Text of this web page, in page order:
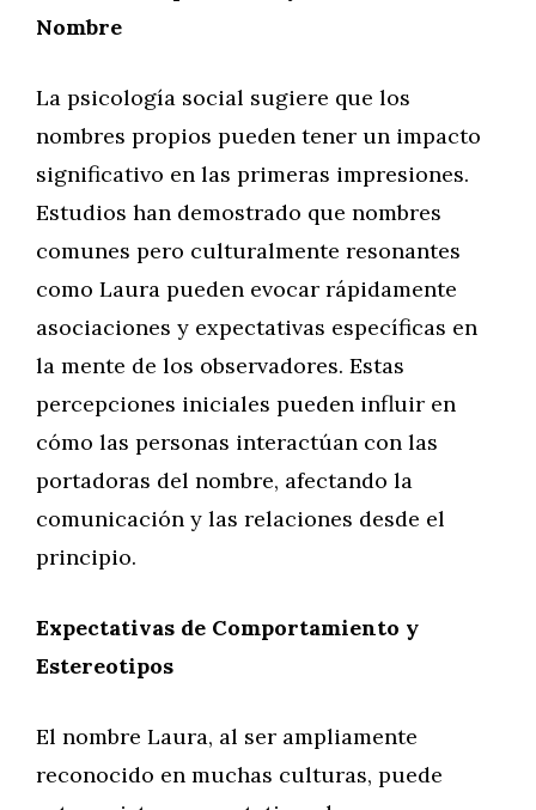
Nombre
La psicología social sugiere que los
nombres propios pueden tener un impacto
significativo en las primeras impresiones.
Estudios han demostrado que nombres
comunes pero culturalmente resonantes
como Laura pueden evocar rápidamente
asociaciones y expectativas específicas en
la mente de los observadores. Estas
percepciones iniciales pueden influir en
cómo las personas interactúan con las
portadoras del nombre, afectando la
comunicación y las relaciones desde el
principio.
Expectativas de Comportamiento y
Estereotipos
El nombre Laura, al ser ampliamente
reconocido en muchas culturas, puede